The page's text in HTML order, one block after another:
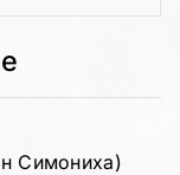
Симониха)